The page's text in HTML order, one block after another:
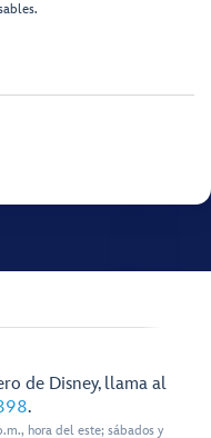
de Disney, llama al
.
hora del este; sábados y